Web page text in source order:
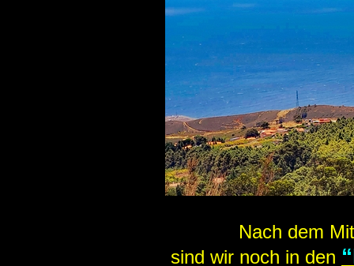
Nach dem
sind wir noch in den